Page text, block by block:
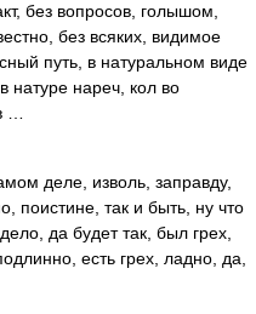
без вопросов, голышом,
без всяких, видимое
путь, в натуральном виде
натуре нареч, кол во
…
деле, изволь, заправду,
поистине, так и быть, ну что
да будет так, был грех,
есть грех, ладно, да,